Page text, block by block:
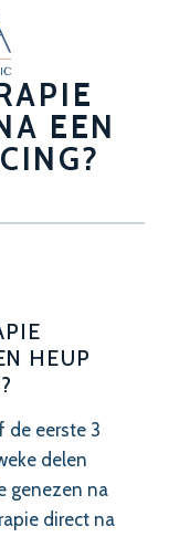
EEN
HEUP
de eerste 3
delen
genezen na
direct na